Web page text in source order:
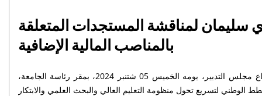
سليمان لمناقشة المستجدات المتعلقة
بالمناصب المالية الإضافية
ترأس الأستاذ المصطفى أبومعروف، رئيس جامعة السلطان مولاي سليمان اجتماع مجلس التدبير، يومه الخميس 05 شتنبر 2024، بمقر رئاسة الجامعة،